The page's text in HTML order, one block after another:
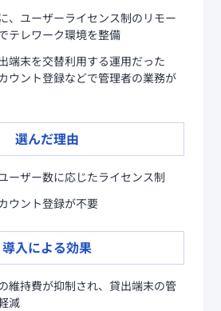
、ユーザーライセンス制のリモー
テレワーク環境を整備
端末を交替利用する運用だった
ウント登録などで管理者の業務が
選んだ理由
ーザー数に応じたライセンス制
ウント登録が不要
導入による効果
維持費が抑制され、貸出端末の管
減